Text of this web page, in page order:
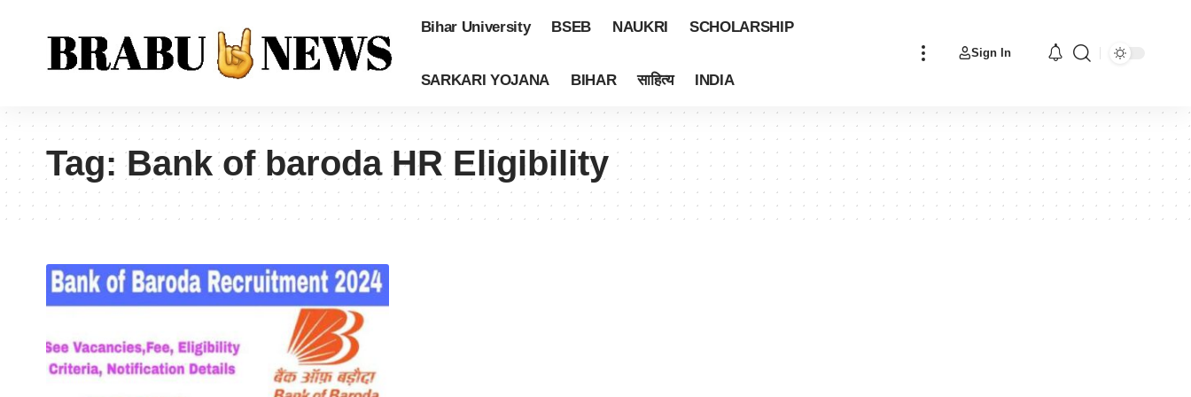
Bihar University BSEB NAUKRI SCHOLARSHIP
SARKARI YOJANA BIHAR साहित्य INDIA
Sign In
Tag:Bank of baroda HR Eligibility